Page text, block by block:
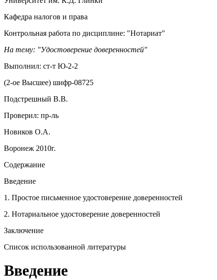
Кафедра налогов и права
Контрольная работа по дисциплине: "Нотариат"
На тему: "Удостоверение доверенностей"
Выполнил: ст-т Ю-2-2
(2-ое Высшее) шифр-08725
Подстрешный В.В.
Проверил: пр-ль
Новиков О.А.
Воронеж 2010г.
Содержание
Введение
1. Простое письменное удостоверение доверенностей
2. Нотариальное удостоверение доверенностей
Заключение
Список использованной литературы
Введение